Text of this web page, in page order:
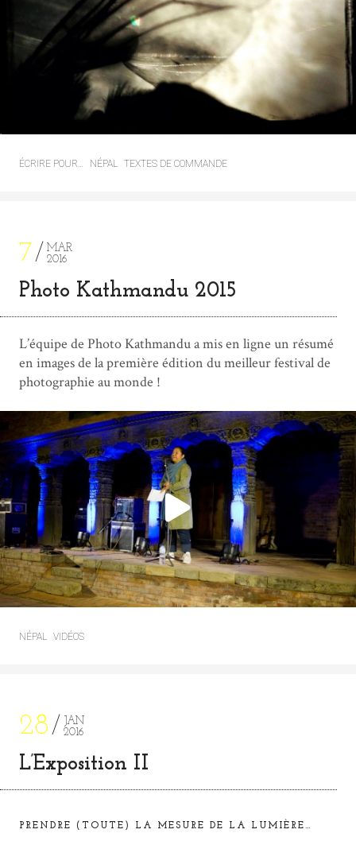
ÉCRIRE POUR… NÉPAL TEXTES DE COMMANDE
7
MAR
2016
Photo Kathmandu 2015
L’équipe de Photo Kathmandu a mis en ligne un résumé
en images de la première édition du meilleur festival de
photographie au monde !
NÉPAL VIDÉOS
28
JAN
2016
L’Exposition II
PRENDRE (TOUTE) LA MESURE DE LA LUMIÈRE…